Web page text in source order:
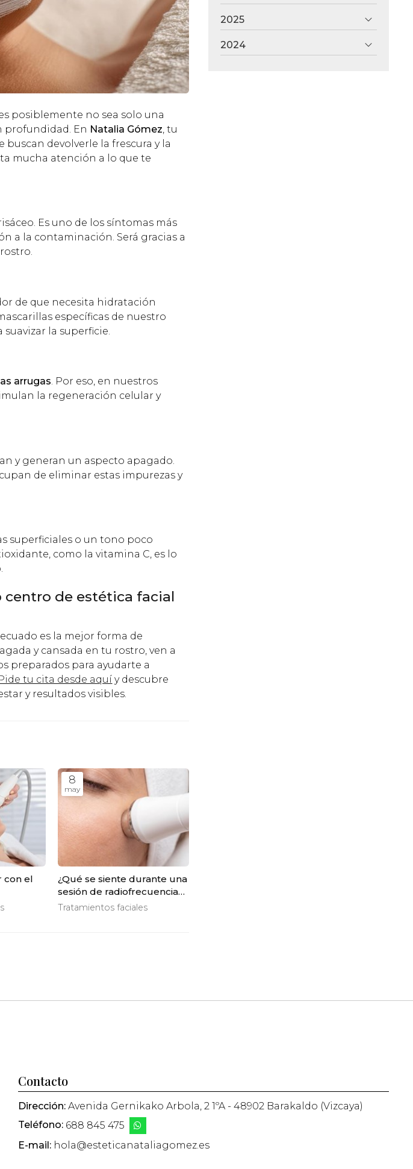
posiblemente no sea solo una
profundidad. En Natalia Gómez, tu
buscan devolverle la frescura y la
mucha atención a lo que te
Es uno de los síntomas más
a la contaminación. Será gracias a
de que necesita hidratación
específicas de nuestro
la superficie.
arrugas. Por eso, en nuestros
la regeneración celular y
y generan un aspecto apagado.
de eliminar estas impurezas y
superficiales o un tono poco
como la vitamina C, es lo
centro de estética facial
es la mejor forma de
y cansada en tu rostro, ven a
preparados para ayudarte a
tu cita desde aquí y descubre
y resultados visibles.
con el
8
may
¿Qué se siente durante una
sesión de radiofrecuencia
Indiba?
Tratamientos faciales
2025
2024
Contacto
Dirección: Avenida Gernikako Arbola, 2 1ºA - 48902 Barakaldo (Vizcaya)
Teléfono: 688 845 475
E-mail: hola@esteticanataliagomez.es